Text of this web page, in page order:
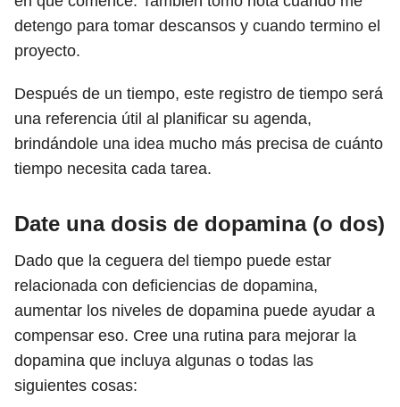
detengo para tomar descansos y cuando termino el
proyecto.
Después de un tiempo, este registro de tiempo será
una referencia útil al planificar su agenda,
brindándole una idea mucho más precisa de cuánto
tiempo necesita cada tarea.
Date una dosis de dopamina (o dos)
Dado que la ceguera del tiempo puede estar
relacionada con deficiencias de dopamina,
aumentar los niveles de dopamina puede ayudar a
compensar eso. Cree una rutina para mejorar la
dopamina que incluya algunas o todas las
siguientes cosas: